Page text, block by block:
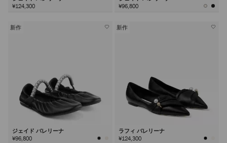
¥124,300
¥96,800
新作
ジェイド バレリーナ
¥96,800
新作
ラフィ バレリーナ
¥124,300